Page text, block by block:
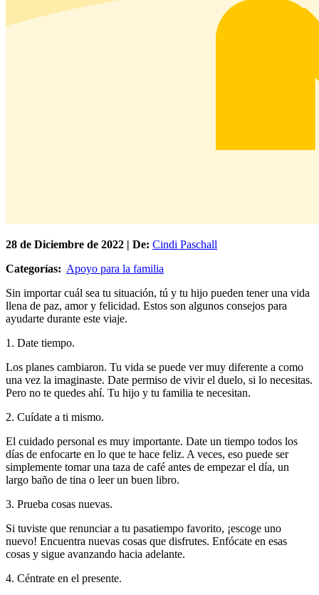
28 de Diciembre de 2022 | De: Cindi Paschall
Categorías: Apoyo para la familia
Sin importar cuál sea tu situación, tú y tu hijo pueden tener una vida
llena de paz, amor y felicidad. Estos son algunos consejos para
ayudarte durante este viaje.
1. Date tiempo.
Los planes cambiaron. Tu vida se puede ver muy diferente a como
una vez la imaginaste. Date permiso de vivir el duelo, si lo necesitas.
Pero no te quedes ahí. Tu hijo y tu familia te necesitan.
2. Cuídate a ti mismo.
El cuidado personal es muy importante. Date un tiempo todos los
días de enfocarte en lo que te hace feliz. A veces, eso puede ser
simplemente tomar una taza de café antes de empezar el día, un
largo baño de tina o leer un buen libro.
3. Prueba cosas nuevas.
Si tuviste que renunciar a tu pasatiempo favorito, ¡escoge uno
nuevo! Encuentra nuevas cosas que disfrutes. Enfócate en esas
cosas y sigue avanzando hacia adelante.
4. Céntrate en el presente.